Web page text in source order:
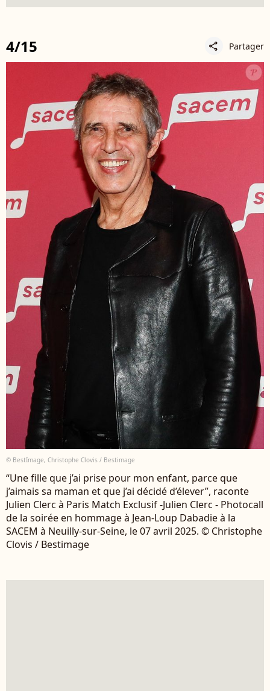
4/15 share Partager
© BestImage, Christophe Clovis / Bestimage
“Une fille que j’ai prise pour mon enfant, parce que
j’aimais sa maman et que j’ai décidé d’élever”, raconte
Julien Clerc à Paris Match Exclusif -Julien Clerc - Photocall
de la soirée en hommage à Jean-Loup Dabadie à la
SACEM à Neuilly-sur-Seine, le 07 avril 2025. © Christophe
Clovis / Bestimage